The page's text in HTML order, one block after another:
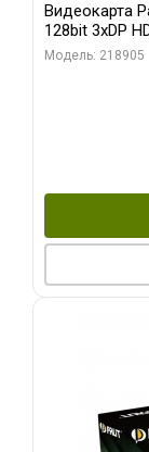
Видеокарта
128bit 3xDP
Модель: 218905